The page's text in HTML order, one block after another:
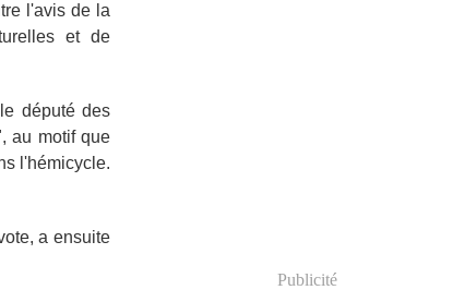
l'avis de la
et de
député des
au motif que
l'hémicycle.
a ensuite
Publicité